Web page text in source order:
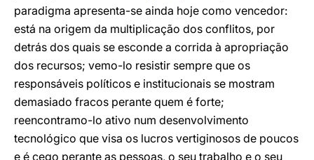
paradigma apresenta-se ainda hoje como vencedor:
está na origem da multiplicação dos conflitos, por
detrás dos quais se esconde a corrida à apropriação
dos recursos; vemo-lo resistir sempre que os
responsáveis políticos e institucionais se mostram
demasiado fracos perante quem é forte;
reencontramo-lo ativo num desenvolvimento
tecnológico que visa os lucros vertiginosos de poucos
e é cego perante as pessoas, o seu trabalho e o seu